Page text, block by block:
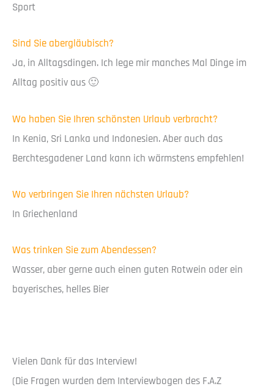
Sport
Sind Sie abergläubisch?
Ja, in Alltagsdingen. Ich lege mir manches Mal Dinge im
Alltag positiv aus 🙂
Wo haben Sie Ihren schönsten Urlaub verbracht?
In Kenia, Sri Lanka und Indonesien. Aber auch das
Berchtesgadener Land kann ich wärmstens empfehlen!
Wo verbringen Sie Ihren nächsten Urlaub?
In Griechenland
Was trinken Sie zum Abendessen?
Wasser, aber gerne auch einen guten Rotwein oder ein
bayerisches, helles Bier
Vielen Dank für das Interview!
(Die Fragen wurden dem Interviewbogen des F.A.Z